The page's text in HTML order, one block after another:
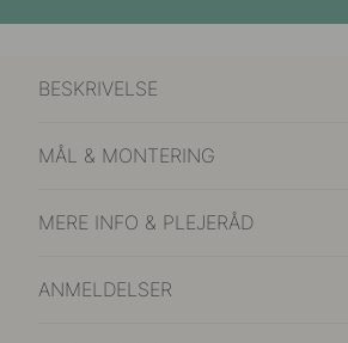
BESKRIVELSE
MÅL & MONTERING
MERE INFO & PLEJERÅD
ANMELDELSER